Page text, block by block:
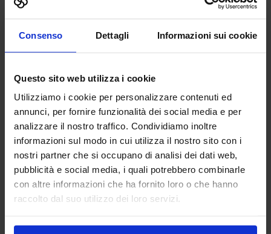
Consenso Dettagli Informazioni sui cookie
Questo sito web utilizza i cookie
Utilizziamo i cookie per personalizzare contenuti ed
annunci, per fornire funzionalità dei social media e per
analizzare il nostro traffico. Condividiamo inoltre
informazioni sul modo in cui utilizza il nostro sito con i
nostri partner che si occupano di analisi dei dati web,
pubblicità e social media, i quali potrebbero combinarle
con altre informazioni che ha fornito loro o che hanno
raccolto dal suo utilizzo dei loro servizi.
AGIE CHARMILLES
Benvenuti alla celebrazione del nostro 70° anniversario! In
qualità di pionieri nella produzione a elettroerosione,
siamo orgogliosi di essere protagonisti di una ricca storia e
fautori di...
Padiglione: Pad. 19 Stand: E34
Aggiungi ai preferiti
Vai alla scheda